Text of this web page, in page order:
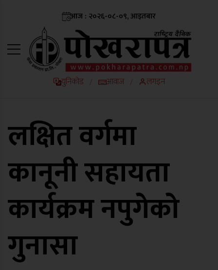
आज : २०२६-०८-०९, आइतबार
युनिकोड / आवाज / लगइन
लक्षित वर्गमा
कानूनी सहायता
कार्यक्रम नपुगेको
गुनासा